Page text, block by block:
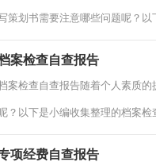
策划书需要注意哪些问题呢？以
案检查自查报告
案检查自查报告随着个人素质
？以下是小编收集整理的档案
项经费自查报告